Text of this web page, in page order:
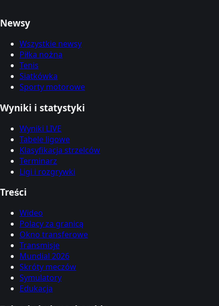
Newsy
Wszystkie newsy
Piłka nożna
Tenis
Siatkówka
Sporty motorowe
Wyniki i statystyki
Wyniki LIVE
Tabele ligowe
Klasyfikacja strzelców
Terminarz
Ligi i rozgrywki
Treści
Wideo
Polacy za granicą
Okno transferowe
Transmisje
Mundial 2026
Skróty meczów
Symulatory
Edukacja